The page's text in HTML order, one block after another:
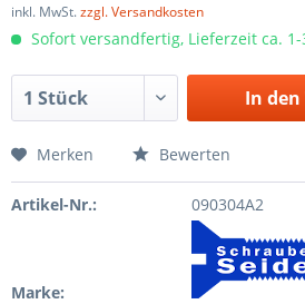
inkl. MwSt.zzgl. Versandkosten
Sofort versandfertig, Lieferzeit ca. 1-
In den
Merken Bewerten
Artikel-Nr.: 090304A2
Marke: